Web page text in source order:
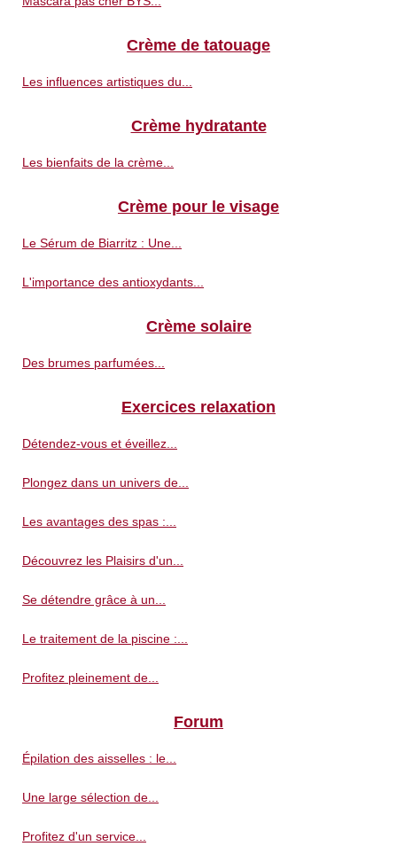
Crème de tatouage
Les influences artistiques du...
Crème hydratante
Les bienfaits de la crème...
Crème pour le visage
Le Sérum de Biarritz : Une...
L'importance des antioxydants...
Crème solaire
Des brumes parfumées...
Exercices relaxation
Détendez-vous et éveillez...
Plongez dans un univers de...
Les avantages des spas :...
Découvrez les Plaisirs d'un...
Se détendre grâce à un...
Le traitement de la piscine :...
Profitez pleinement de...
Forum
Épilation des aisselles : le...
Une large sélection de...
Profitez d'un service...